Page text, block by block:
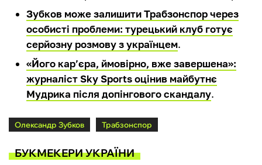
Зубков може залишити Трабзонспор через
особисті проблеми: турецький клуб готує
серйозну розмову з українцем.
«Його кар’єра, ймовірно, вже завершена»:
журналіст Sky Sports оцінив майбутнє
Мудрика після допінгового скандалу.
Олександр Зубков Трабзонспор
БУКМЕКЕРИ УКРАЇНИ